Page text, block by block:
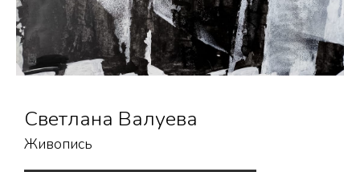
Светлана Валуева
Живопись